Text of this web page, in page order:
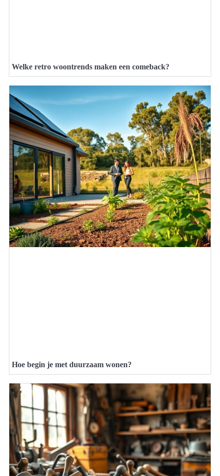
Welke retro woontrends maken een comeback?
Hoe begin je met duurzaam wonen?